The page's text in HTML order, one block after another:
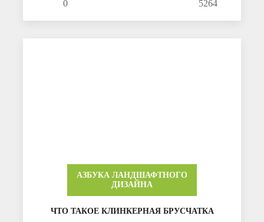
0 5264
АЗБУКА ЛАНДШАФТНОГО
ДИЗАЙНА
ЧТО ТАКОЕ КЛИНКЕРНАЯ БРУСЧАТКА